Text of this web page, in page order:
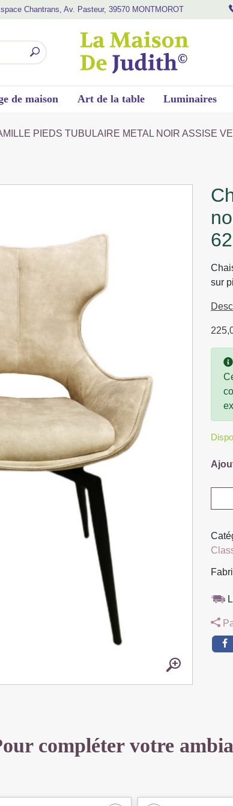
Chantrans, Av. Pasteur, 39570 MONTMOROT
de maison Art de la table Luminaires
PIEDS TUBULAIRE METAL NOIR ASSISE
chaise camille pieds tubulaire metal
sur
de
91
compléter votre